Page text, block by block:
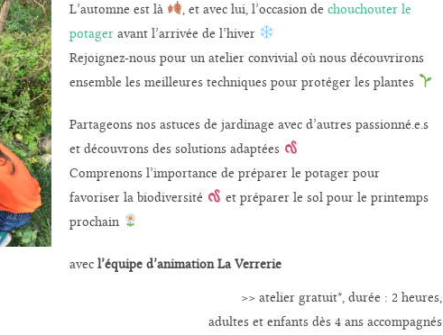
L’automne est là , et avec lui, l’occasion de chouchouter le
potageravant l’arrivée de l’hiver
Rejoignez-nous pour un atelier convivial où nous découvrirons
ensemble les meilleures techniques pour protéger les plantes
Partageons nos astuces de jardinage avec d’autres passionné.e.s
et découvrons des solutions adaptées
Comprenons l’importance de préparer le potager pour
favoriser la biodiversité
et préparer le sol pour le printemps
prochain
avec l’équipe d’animation La Verrerie
>> atelier gratuit*, durée : 2 heures,
adultes et enfants dès 4 ans accompagnés